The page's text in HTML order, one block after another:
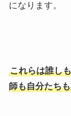
になります。
これらは誰し
師も自分たち